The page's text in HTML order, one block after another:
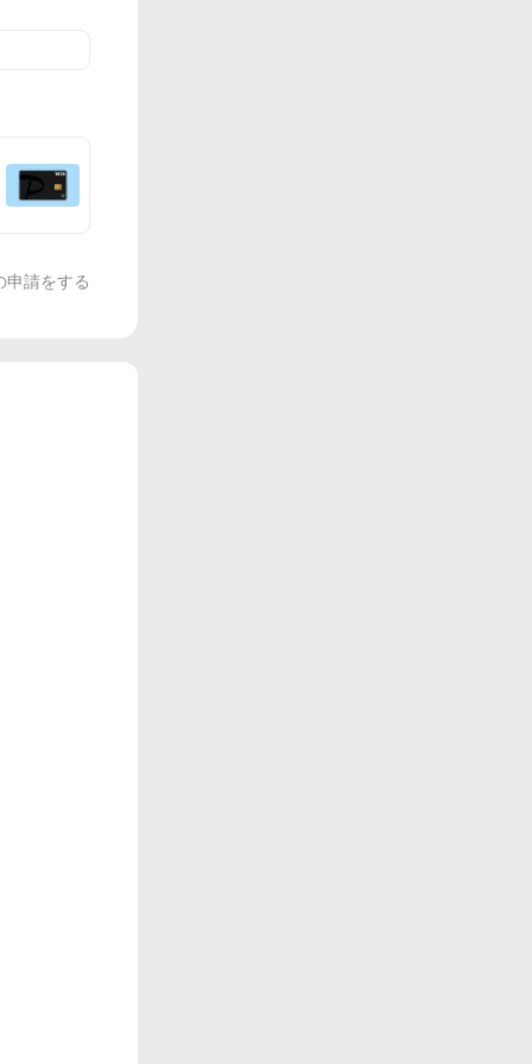
申請をする